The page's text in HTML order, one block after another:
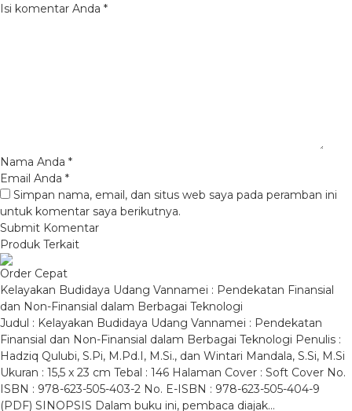
Isi komentar Anda *
Nama Anda *
Email Anda *
Simpan nama, email, dan situs web saya pada peramban ini
untuk komentar saya berikutnya.
Produk Terkait
Order Cepat
Kelayakan Budidaya Udang Vannamei : Pendekatan Finansial
dan Non-Finansial dalam Berbagai Teknologi
Judul : Kelayakan Budidaya Udang Vannamei : Pendekatan
Finansial dan Non-Finansial dalam Berbagai Teknologi Penulis :
Hadziq Qulubi, S.Pi, M.Pd.I, M.Si., dan Wintari Mandala, S.Si, M.Si
Ukuran : 15,5 x 23 cm Tebal : 146 Halaman Cover : Soft Cover No.
ISBN : 978-623-505-403-2 No. E-ISBN : 978-623-505-404-9
(PDF) SINOPSIS Dalam buku ini, pembaca diajak…